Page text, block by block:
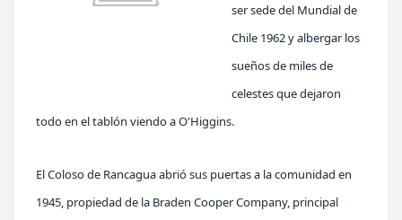
ser sede del Mundial de
Chile 1962 y albergar los
sueños de miles de
celestes que dejaron
todo en el tablón viendo a O'Higgins.
El Coloso de Rancagua abrió sus puertas a la comunidad en
1945, propiedad de la Braden Cooper Company, principal